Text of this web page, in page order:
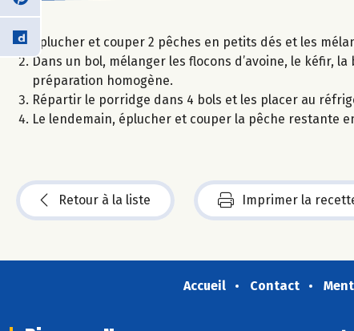
Eplucher et couper 2 pêches en petits dés et les
Dans un bol, mélanger les flocons d’avoine, le kéfir,
préparation homogène.
Répartir le porridge dans 4 bols et les placer au
Le lendemain, éplucher et couper la pêche restante
Retour à la liste Imprimer la
Accueil Contact